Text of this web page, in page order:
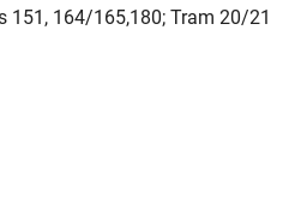
151, 164/165,180; Tram 20/21